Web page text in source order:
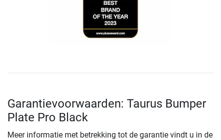
Garantievoorwaarden: Taurus Bumper
Plate Pro Black
Meer informatie met betrekking tot de garantie vindt u in de